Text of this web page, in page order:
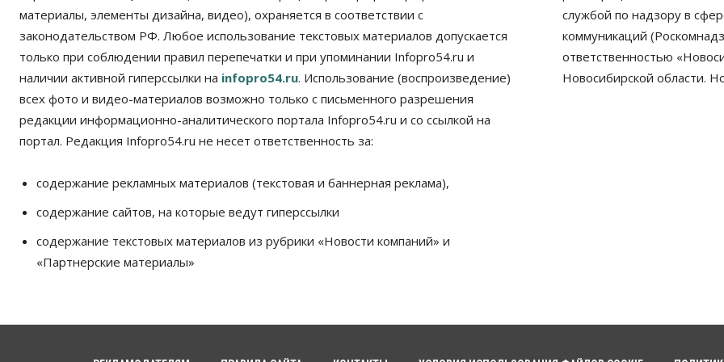
материалы, элементы дизайна, видео), охраняется в соответствии с
законодательством РФ. Любое использование текстовых материалов допускается
только при соблюдении правил перепечатки и при упоминании Infopro54.ru и
наличии активной гиперссылки на infopro54.ru. Использование (воспроизведение)
всех фото и видео-материалов возможно только с письменного разрешения
редакции информационно-аналитического портала Infopro54.ru и со ссылкой на
портал. Редакция Infopro54.ru не несет ответственность за:
содержание рекламных материалов (текстовая и баннерная реклама),
содержание сайтов, на которые ведут гиперссылки
содержание текстовых материалов из рубрики «Новости компаний» и
«Партнерские материалы»
службой по надзору в
коммуникаций
ответственностью
Новосибирской области.